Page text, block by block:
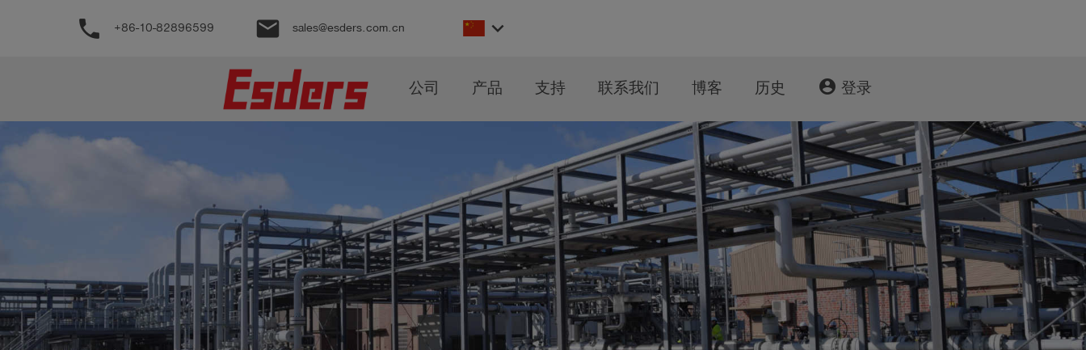
们
博
客
phone +86-10-82896599 email sales@esders.com.cn keyboard_arrow_down
公司 产品 支持 联系我们 博客 历史 account_circle 登录